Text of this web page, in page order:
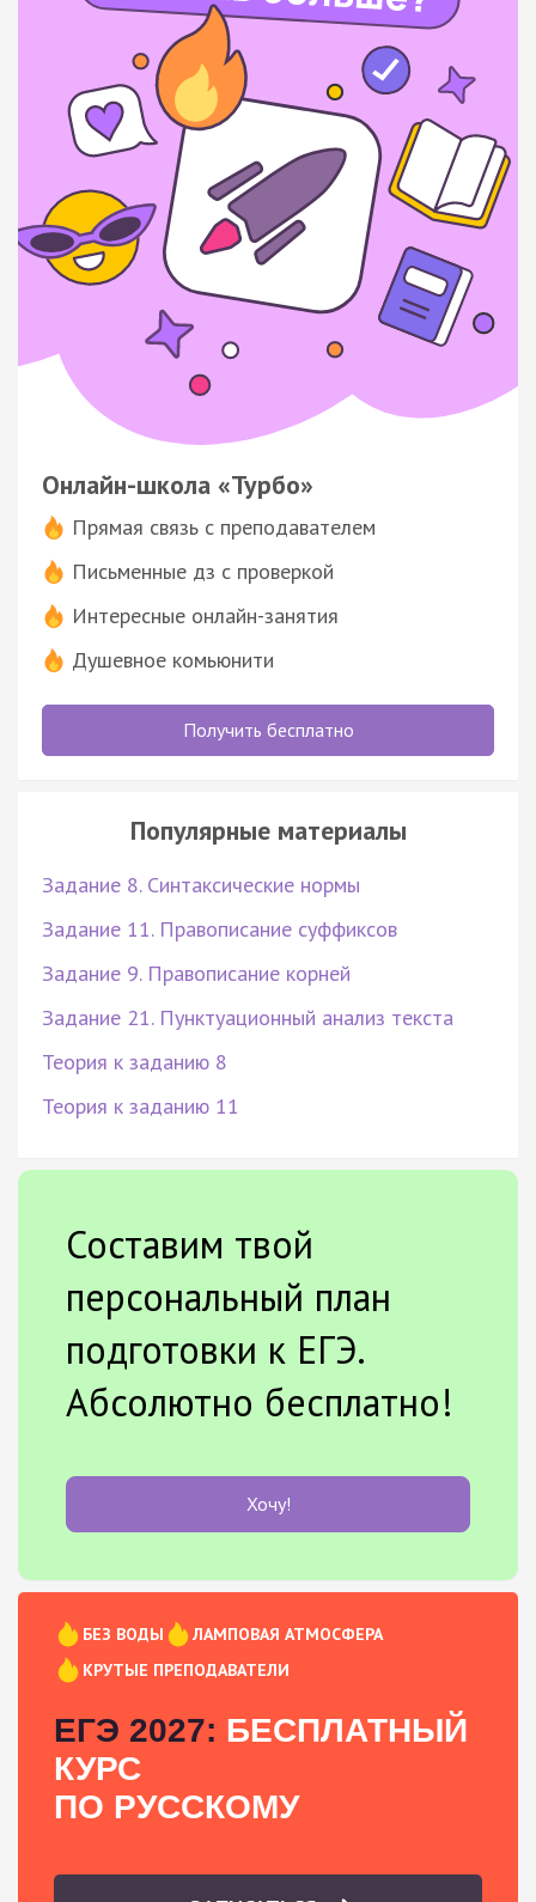
Онлайн-школа «Турбо»
Прямая связь с преподавателем
Письменные дз с проверкой
Интересные онлайн-занятия
Душевное комьюнити
Получить бесплатно
Популярные материалы
Задание 8. Синтаксические нормы
Задание 11. Правописание суффиксов
Задание 9. Правописание корней
Задание 21. Пунктуационный анализ текста
Теория к заданию 8
Теория к заданию 11
Составим твой
персональный план
подготовки к ЕГЭ.
Абсолютно бесплатно!
Хочу!
БЕЗ ВОДЫ
ЛАМПОВАЯ АТМОСФЕРА
КРУТЫЕ ПРЕПОДАВАТЕЛИ
ЕГЭ 2027: БЕСПЛАТНЫЙ
КУРС
ПО РУССКОМУ